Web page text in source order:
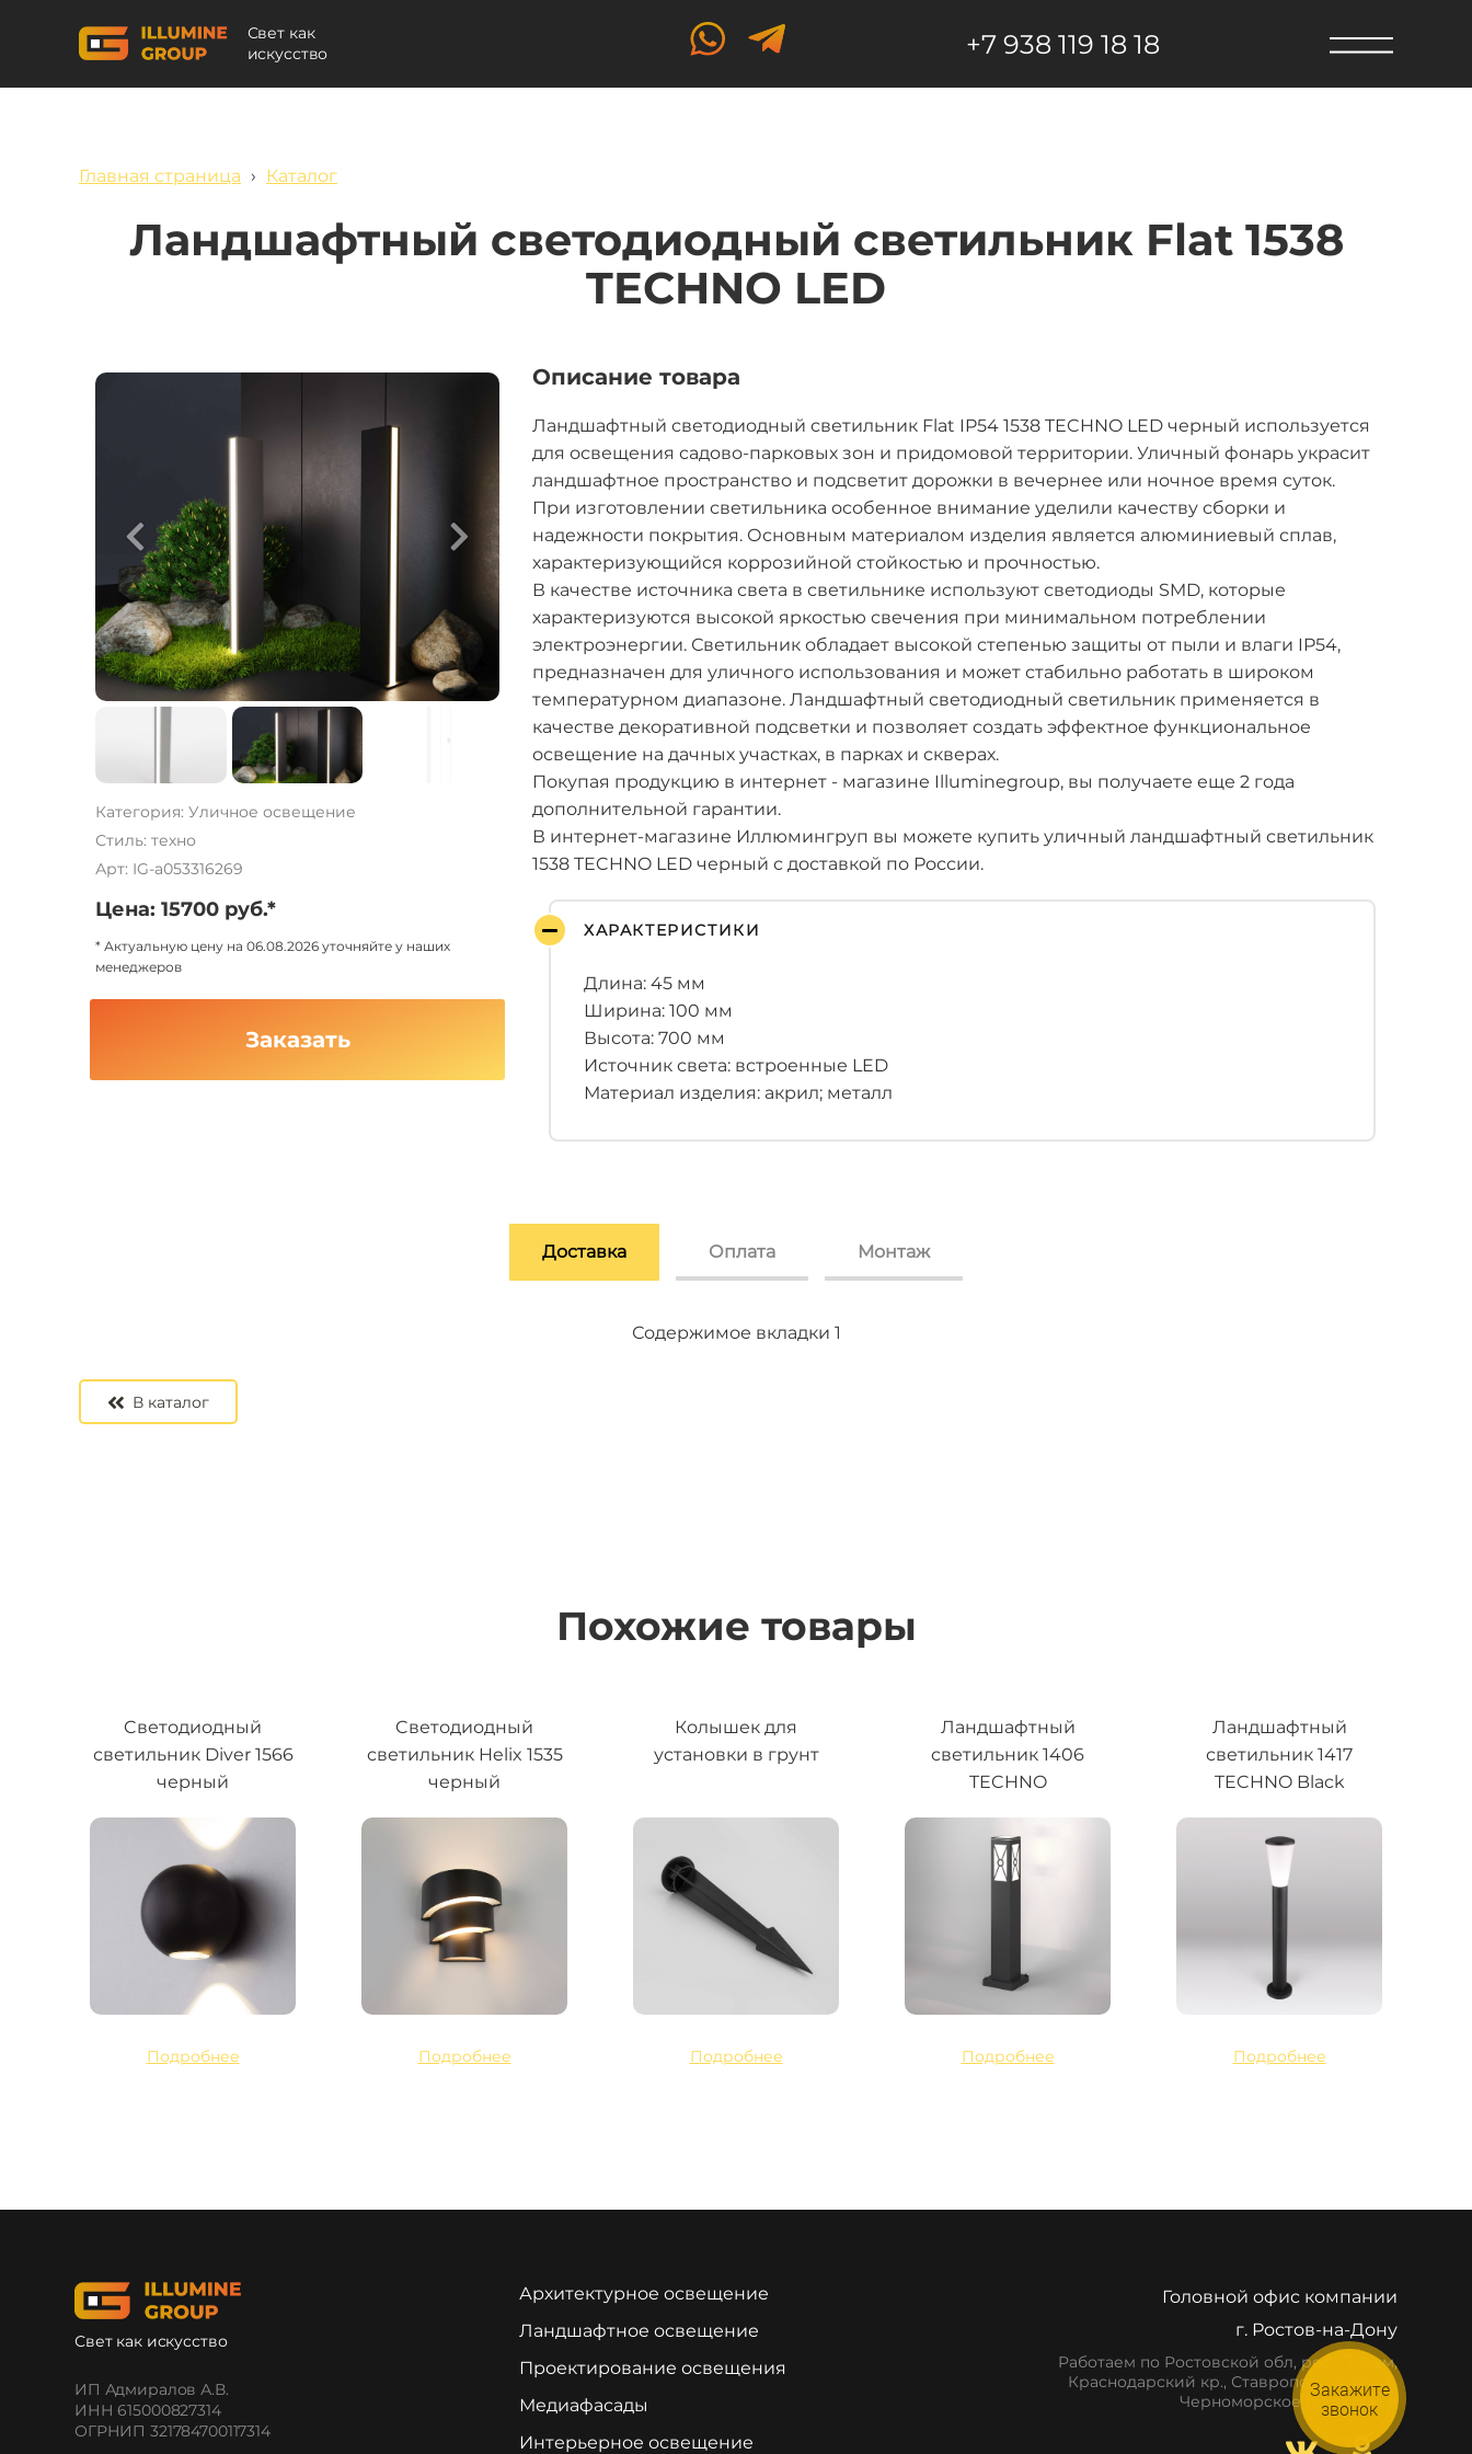
Свет как
искусство
+7 938 119 18 18
Главная страница › Каталог
Ландшафтный светодиодный светильник Flat 1538
TECHNO LED
Категория: Уличное освещение
Стиль: техно
Арт: IG-a053316269
Цена: 15700 руб.*
* Актуальную цену на 06.08.2026 уточняйте у наших
менеджеров
Заказать
Описание товара
Ландшафтный светодиодный светильник Flat IP54 1538 TECHNO LED черный используется
для освещения садово-парковых зон и придомовой территории. Уличный фонарь украсит
ландшафтное пространство и подсветит дорожки в вечернее или ночное время суток.
При изготовлении светильника особенное внимание уделили качеству сборки и
надежности покрытия. Основным материалом изделия является алюминиевый сплав,
характеризующийся коррозийной стойкостью и прочностью.
В качестве источника света в светильнике используют светодиоды SMD, которые
характеризуются высокой яркостью свечения при минимальном потреблении
электроэнергии. Светильник обладает высокой степенью защиты от пыли и влаги IP54,
предназначен для уличного использования и может стабильно работать в широком
температурном диапазоне. Ландшафтный светодиодный светильник применяется в
качестве декоративной подсветки и позволяет создать эффектное функциональное
освещение на дачных участках, в парках и скверах.
Покупая продукцию в интернет - магазине Illuminegroup, вы получаете еще 2 года
дополнительной гарантии.
В интернет-магазине Иллюмингруп вы можете купить уличный ландшафтный светильник
1538 TECHNO LED черный с доставкой по России.
ХАРАКТЕРИСТИКИ
Длина: 45 мм
Ширина: 100 мм
Высота: 700 мм
Источник света: встроенные LED
Материал изделия: акрил; металл
Доставка Оплата Монтаж
Содержимое вкладки 1
Содержимое вкладки 2
Содержимое вкладки 3
В каталог
Похожие товары
Cветодиодный
светильник Diver 1566
черный
Подробнее
Cветодиодный
светильник Helix 1535
черный
Подробнее
Колышек для
установки в грунт
Подробнее
Ландшафтный
светильник 1406
TECHNO
Подробнее
Ландшафтный
светильник 1417
TECHNO Black
Подробнее
Свет как искусство
ИП Адмиралов А.В.
ИНН 615000827314
ОГРНИП 321784700117314
Архитектурное освещение
Ландшафтное освещение
Проектирование освещения
Медиафасады
Интерьерное освещение
Головной офис компании
г. Ростов-на-Дону
Работаем по Ростовской обл, респ. Крым,
Краснодарский кр., Ставропольский кр.,
Черноморское побережье
Закажите
звонок